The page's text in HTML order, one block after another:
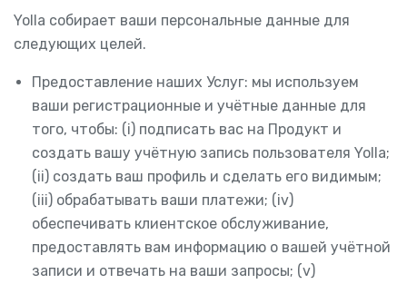
Yolla собирает ваши персональные данные для
следующих целей.
Предоставление наших Услуг: мы используем
ваши регистрационные и учётные данные для
того, чтобы: (i) подписать вас на Продукт и
создать вашу учётную запись пользователя Yolla;
(ii) создать ваш профиль и сделать его видимым;
(iii) обрабатывать ваши платежи; (iv)
обеспечивать клиентское обслуживание,
предоставлять вам информацию о вашей учётной
записи и отвечать на ваши запросы; (v)